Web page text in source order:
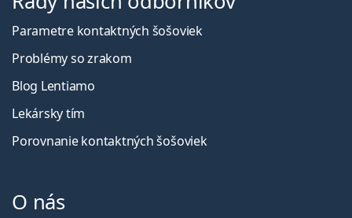
Parametre kontaktných šošoviek
Problémy so zrakom
Blog Lentiamo
Lekársky tím
Porovnanie kontaktných šošoviek
O nás